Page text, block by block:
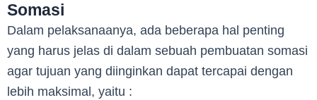
Somasi
Dalam pelaksanaanya, ada beberapa hal penting
yang harus jelas di dalam sebuah pembuatan somasi
agar tujuan yang diinginkan dapat tercapai dengan
lebih maksimal, yaitu :